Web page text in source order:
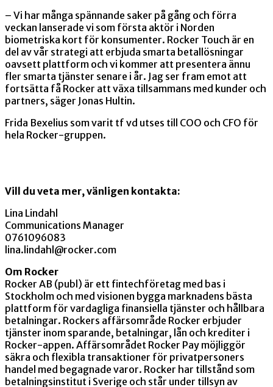
– Vi har många spännande saker på gång och förra
veckan lanserade vi som första aktör i Norden
biometriska kort för konsumenter. Rocker Touch är en
del av vår strategi att erbjuda smarta betallösningar
oavsett plattform och vi kommer att presentera ännu
fler smarta tjänster senare i år. Jag ser fram emot att
fortsätta få Rocker att växa tillsammans med kunder och
partners, säger Jonas Hultin.
Frida Bexelius som varit tf vd utses till COO och CFO för
hela Rocker-gruppen.
Vill du veta mer, vänligen kontakta:
Lina Lindahl
Communications Manager
0761096083
lina.lindahl@rocker.com
Om Rocker
Rocker AB (publ) är ett fintechföretag med bas i
Stockholm och med visionen bygga marknadens bästa
plattform för vardagliga finansiella tjänster och hållbara
betalningar. Rockers affärsområde Rocker erbjuder
tjänster inom sparande, betalningar, lån och krediter i
Rocker-appen. Affärsområdet Rocker Pay möjliggör
säkra och flexibla transaktioner för privatpersoners
handel med begagnade varor. Rocker har tillstånd som
betalningsinstitut i Sverige och står under tillsyn av